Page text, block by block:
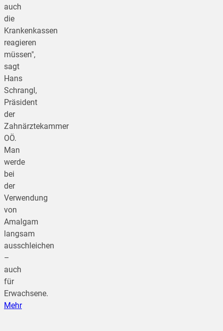
auch
die
Krankenkassen
reagieren
müssen",
sagt
Hans
Schrangl,
Präsident
der
Zahnärztekammer
OÖ.
Man
werde
bei
der
Verwendung
von
Amalgam
langsam
ausschleichen
–
auch
für
Erwachsene.
Mehr